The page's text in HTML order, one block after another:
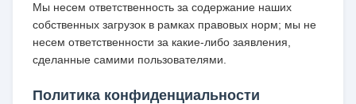
Мы несем ответственность за содержание наших
собственных загрузок в рамках правовых норм; мы не
несем ответственности за какие-либо заявления,
сделанные самими пользователями.
Политика конфиденциальности